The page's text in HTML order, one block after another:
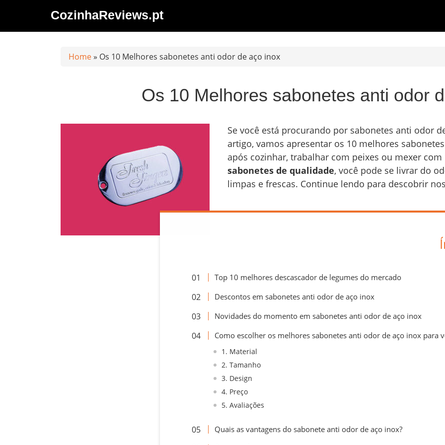
contenido
CozinhaReviews.pt
Home » Os 10 Melhores sabonetes anti odor de aço inox
Os 10 Melhores sabonetes anti odor
Se você está procurando por sabonetes anti odor
artigo, vamos apresentar os 10 melhores
após cozinhar, trabalhar com peixes ou mexer
sabonetes de qualidade, você pode se livrar do
limpas e frescas. Continue lendo para descobrir
Top 10 melhores descascador de legumes do mercado
Descontos em sabonetes anti odor de aço inox
Novidades do momento em sabonetes anti odor de aço inox
Como escolher os melhores sabonetes anti odor de aço inox para
1. Material
2. Tamanho
3. Design
4. Preço
5. Avaliações
Quais as vantagens do sabonete anti odor de aço inox?